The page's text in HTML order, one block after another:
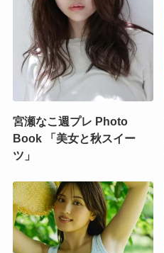
宮瀬なこ週プレ Photo
Book 「美女と秋スイー
ツ」